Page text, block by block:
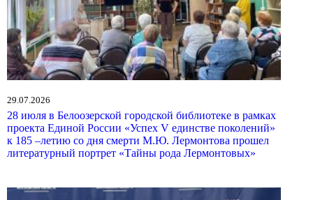
29.07.2026
28 июля в Белоозерской городской библиотеке в рамках
проекта Единой России «Успех V единстве поколений»
к 185 –летию со дня смерти М.Ю. Лермонтова прошел
литературный портрет «Тайны рода Лермонтовых»